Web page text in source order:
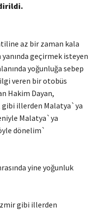
az bir zaman kala
yanında geçirmek isteyen
yoğunluğa sebep
veren bir otobüs
Hakim Dayan,
gibi illerden Malatya`ya
Malatya`ya
dönelim`
yine yoğunluk
gibi illerden